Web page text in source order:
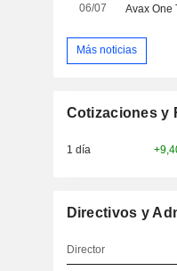
06/07 Avax One
Más noticias
Cotizaciones y
1 día
Directivos y
Director